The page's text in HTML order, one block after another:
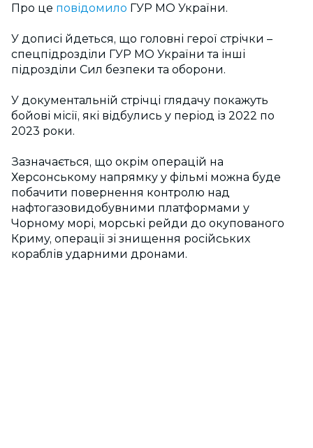
Про це повідомило ГУР МО України.
У дописі йдеться, що головні герої стрічки –
спецпідрозділи ГУР МО України та інші
підрозділи Сил безпеки та оборони.
У документальній стрічці глядачу покажуть
бойові місії, які відбулись у період із 2022 по
2023 роки.
Зазначається, що окрім операцій на
Херсонському напрямку у фільмі можна буде
побачити повернення контролю над
нафтогазовидобувними платформами у
Чорному морі, морські рейди до окупованого
Криму, операції зі знищення російських
кораблів ударними дронами.